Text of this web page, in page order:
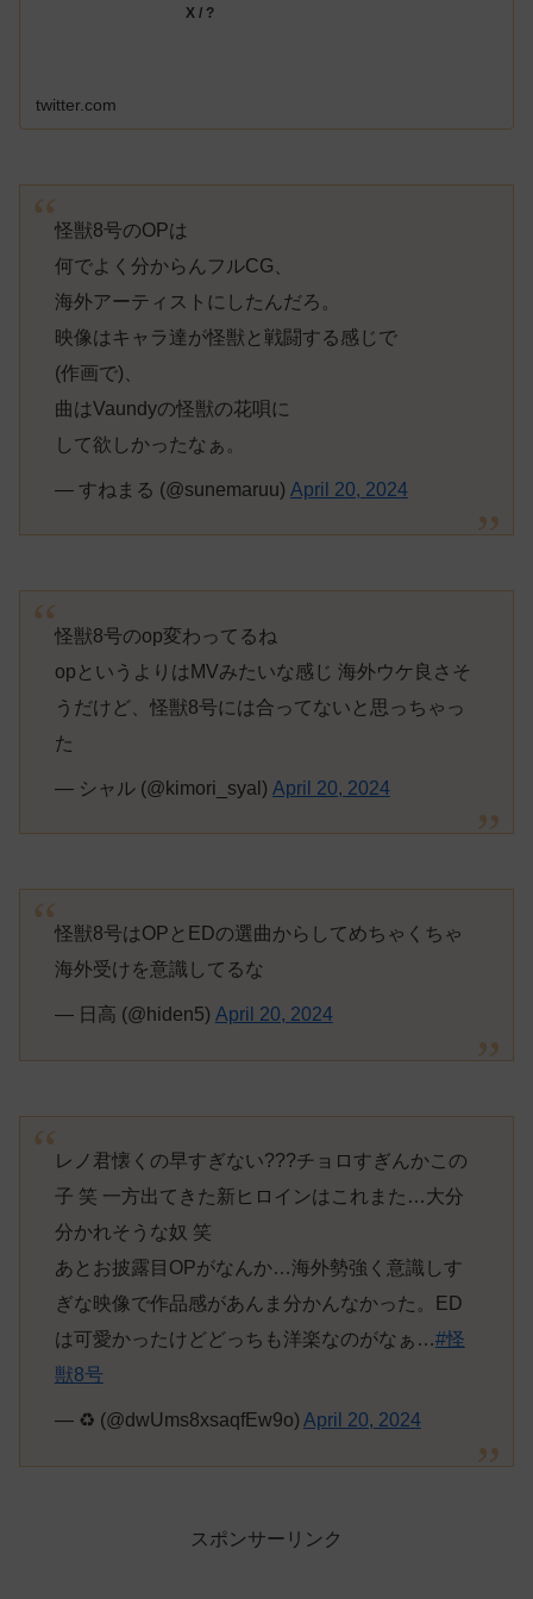
X / ?
twitter.com
怪獣8号のOPは
何でよく分からんフルCG、
海外アーティストにしたんだろ。
映像はキャラ達が怪獣と戦闘する感じで
(作画で)、
曲はVaundyの怪獣の花唄に
して欲しかったなぁ。
— すねまる (@sunemaruu) April 20, 2024
怪獣8号のop変わってるね
opというよりはMVみたいな感じ 海外ウケ良さそ
うだけど、怪獣8号には合ってないと思っちゃっ
た
— シャル (@kimori_syal) April 20, 2024
怪獣8号はOPとEDの選曲からしてめちゃくちゃ
海外受けを意識してるな
— 日高 (@hiden5) April 20, 2024
レノ君懐くの早すぎない???チョロすぎんかこの
子 笑 一方出てきた新ヒロインはこれまた…大分
分かれそうな奴 笑
あとお披露目OPがなんか…海外勢強く意識しす
ぎな映像で作品感があんま分かんなかった。ED
は可愛かったけどどっちも洋楽なのがなぁ…#怪
獣8号
— ♻︎ (@dwUms8xsaqfEw9o) April 20, 2024
スポンサーリンク